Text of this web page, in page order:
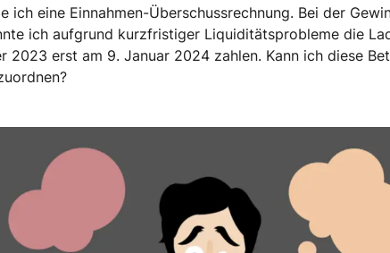
ich eine Einnahmen-Überschussrechnung. Bei der
ich aufgrund kurzfristiger Liquiditätsprobleme die
2023 erst am 9. Januar 2024 zahlen. Kann ich diese